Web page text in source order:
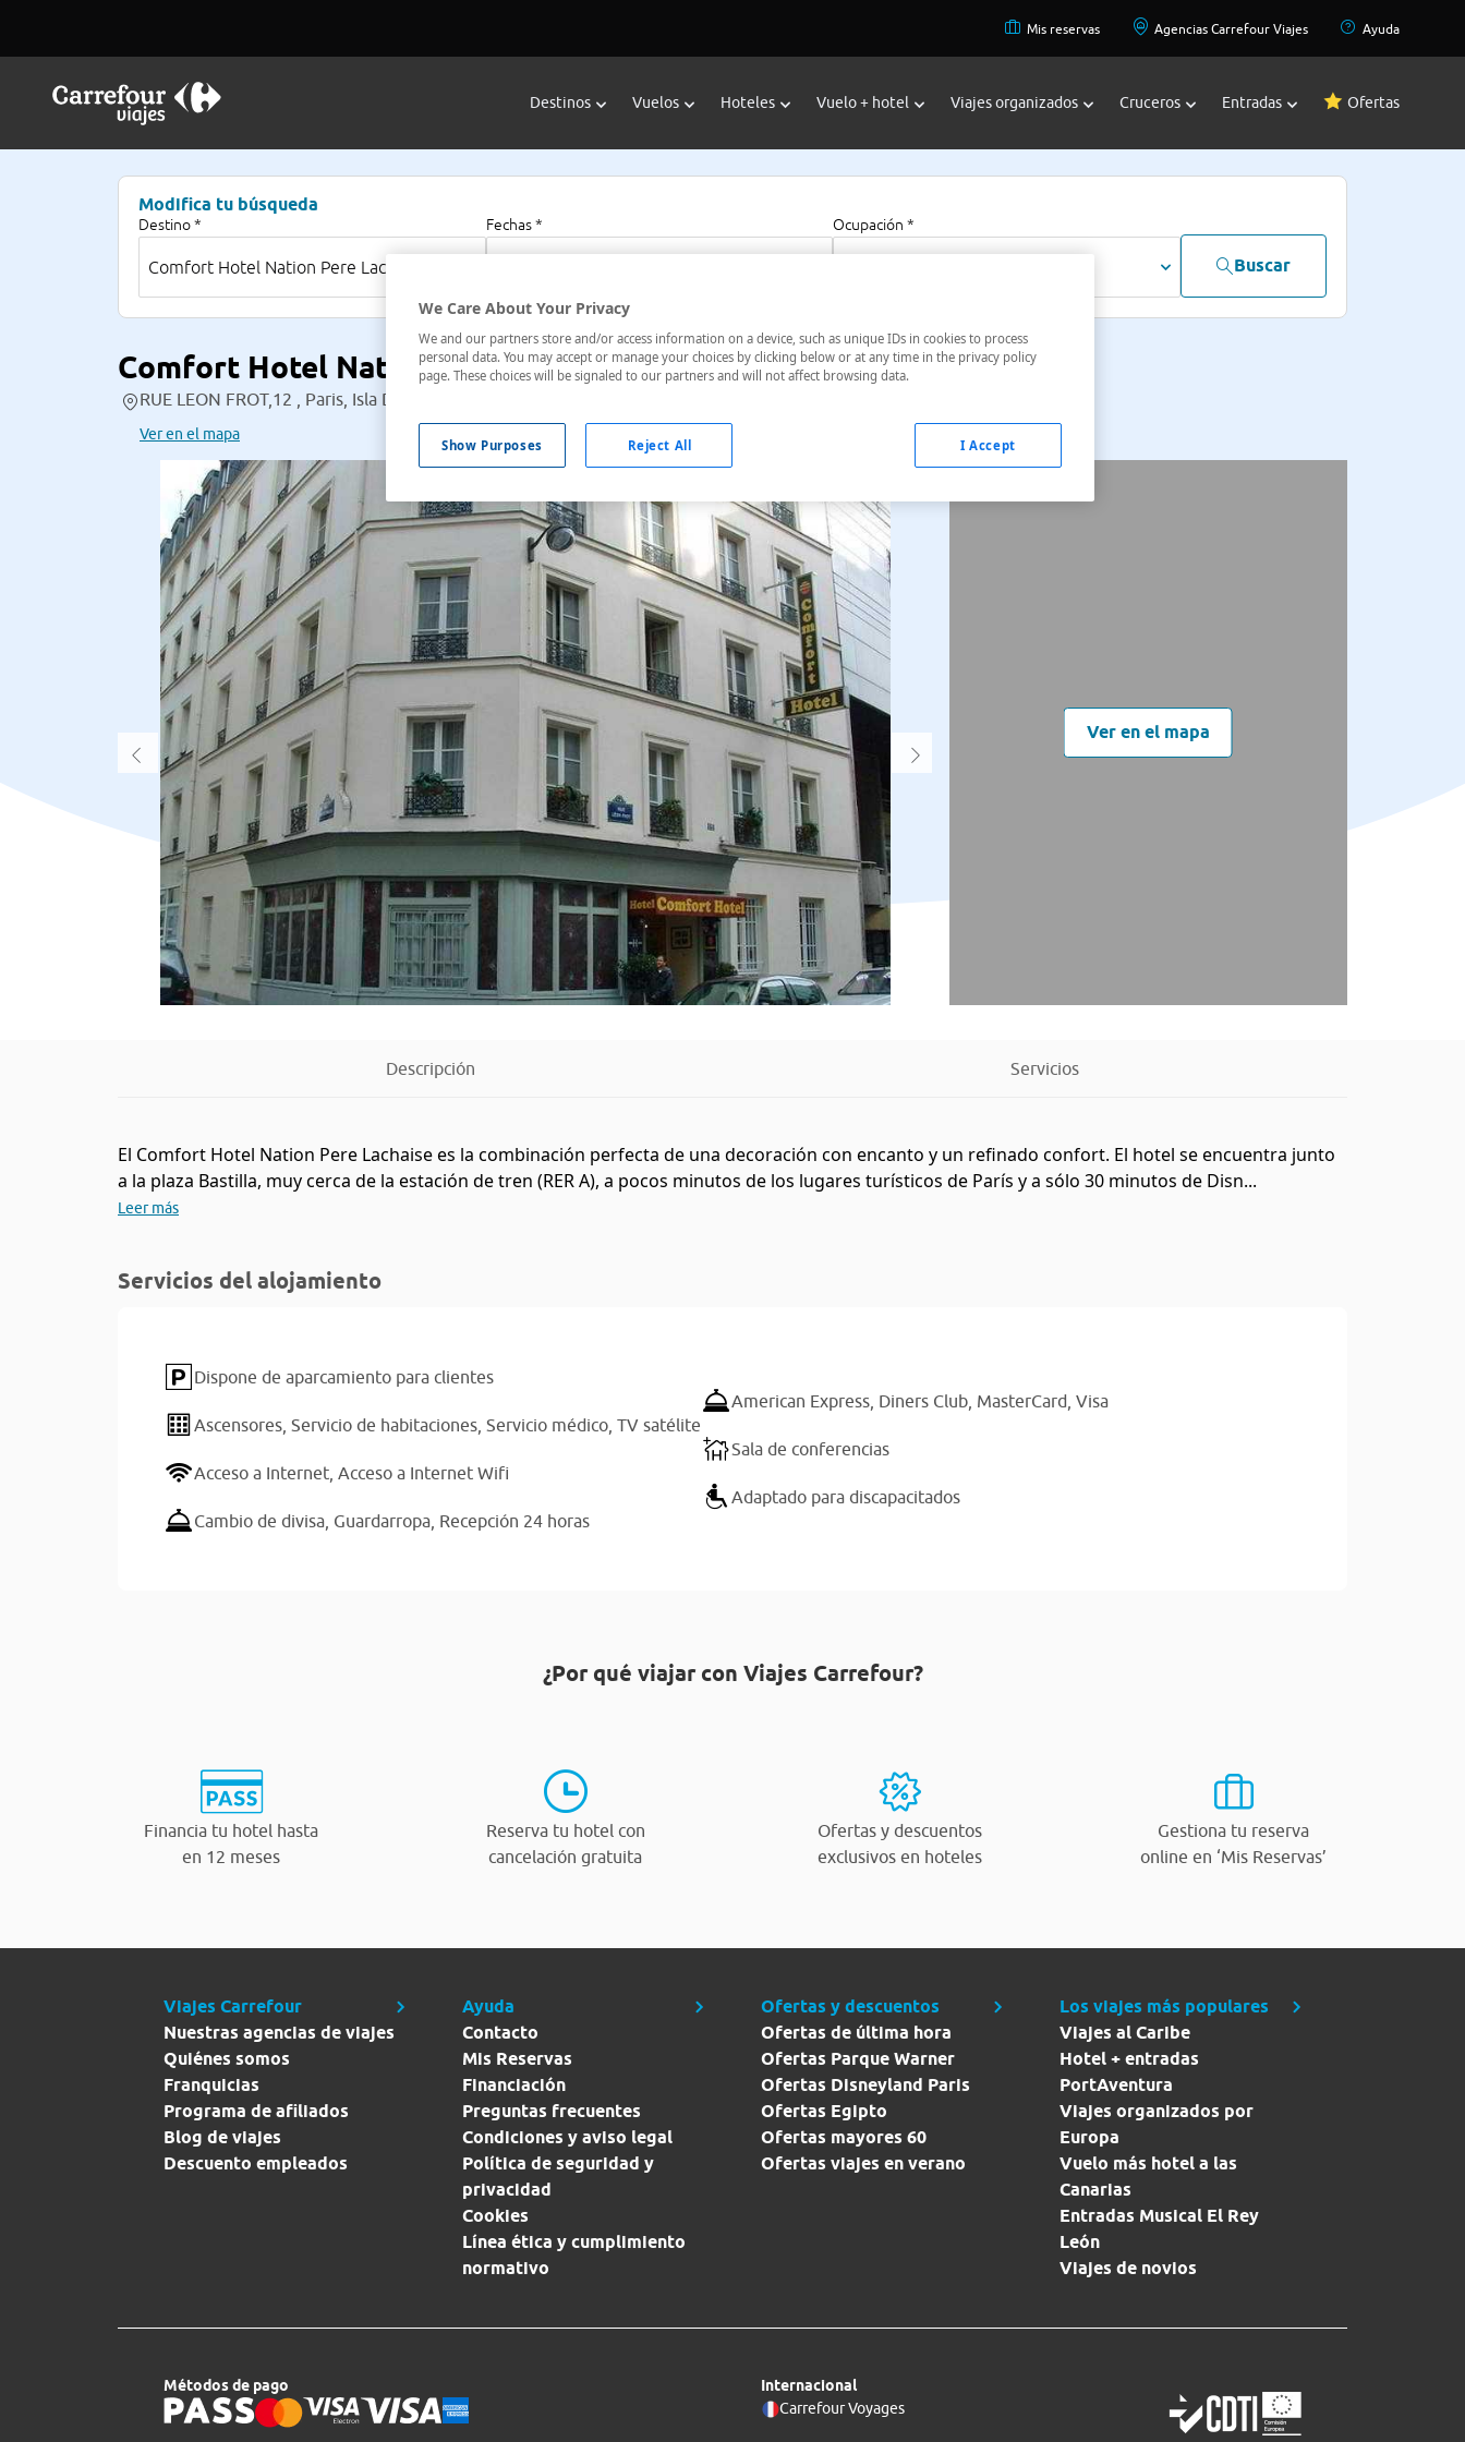
Mis reservas Agencias Carrefour Viajes Ayuda
Destinos Vuelos Hoteles Vuelo + hotel Viajes organizados Cruceros Entradas Ofertas
Modifica tu búsqueda
Destino * Fechas * Ocupación *
Buscar
Comfort Hotel Nation Pere Lachaise Paris 11
RUE LEON FROT,12 , Paris, Isla De Francia, Francia
Ver en el mapa
Ver en el mapa
Descripción Servicios
El Comfort Hotel Nation Pere Lachaise es la combinación perfecta de una decoración con encanto y un refinado confort. El hotel se encuentra junto
a la plaza Bastilla, muy cerca de la estación de tren (RER A), a pocos minutos de los lugares turísticos de París y a sólo 30 minutos de Disn...
Leer más
Servicios del alojamiento
Dispone de aparcamiento para clientes
Ascensores, Servicio de habitaciones, Servicio médico, TV satélite
Acceso a Internet, Acceso a Internet Wifi
Cambio de divisa, Guardarropa, Recepción 24 horas
American Express, Diners Club, MasterCard, Visa
Sala de conferencias
Adaptado para discapacitados
¿Por qué viajar con Viajes Carrefour?
Financia tu hotel hasta
en 12 meses
Reserva tu hotel con
cancelación gratuita
Ofertas y descuentos
exclusivos en hoteles
Gestiona tu reserva
online en ‘Mis Reservas’
Viajes Carrefour
Nuestras agencias de viajes
Quiénes somos
Franquicias
Programa de afiliados
Blog de viajes
Descuento empleados
Ayuda
Contacto
Mis Reservas
Financiación
Preguntas frecuentes
Condiciones y aviso legal
Política de seguridad y
privacidad
Cookies
Línea ética y cumplimiento
normativo
Ofertas y descuentos
Ofertas de última hora
Ofertas Parque Warner
Ofertas Disneyland Paris
Ofertas Egipto
Ofertas mayores 60
Ofertas viajes en verano
Los viajes más populares
Viajes al Caribe
Hotel + entradas
PortAventura
Viajes organizados por
Europa
Vuelo más hotel a las
Canarias
Entradas Musical El Rey
León
Viajes de novios
Métodos de pago
Internacional
Carrefour Voyages
We Care About Your Privacy
We and our partners store and/or access information on a device, such as unique IDs in cookies to process
personal data. You may accept or manage your choices by clicking below or at any time in the privacy policy
page. These choices will be signaled to our partners and will not affect browsing data.
Show Purposes Reject All I Accept